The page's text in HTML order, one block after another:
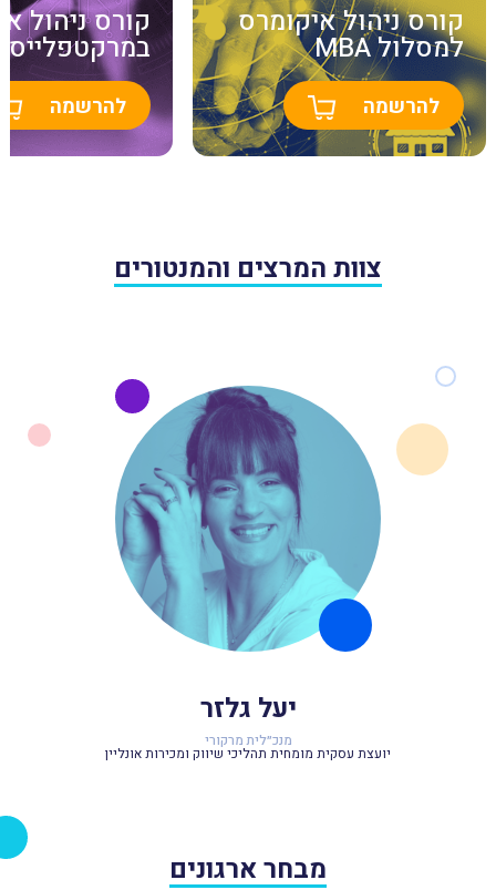
קורס ניהול איקומרס
למסלול MBA
להרשמה
קורס ניהול
במרקטפלייס
להרשמה
צוות המרצים והמנטורים
יעל גלזר
מנכ״לית מרקורי
יועצת עסקית מומחית תהליכי שיווק ומכירות אונליין
מבחר ארגונים